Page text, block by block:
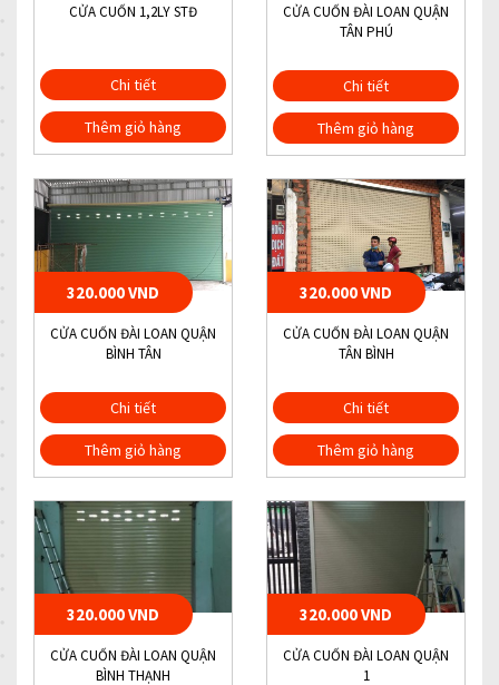
CỬA CUỐN 1,2LY STĐ
Chi tiết
Thêm giỏ hàng
CỬA CUỐN ĐÀI LOAN QUẬN
TÂN PHÚ
Chi tiết
Thêm giỏ hàng
320.000 VND
CỬA CUỐN ĐÀI LOAN QUẬN
BÌNH TÂN
Chi tiết
Thêm giỏ hàng
320.000 VND
CỬA CUỐN ĐÀI LOAN QUẬN
TÂN BÌNH
Chi tiết
Thêm giỏ hàng
320.000 VND
CỬA CUỐN ĐÀI LOAN QUẬN
BÌNH THẠNH
320.000 VND
CỬA CUỐN ĐÀI LOAN QUẬN
1